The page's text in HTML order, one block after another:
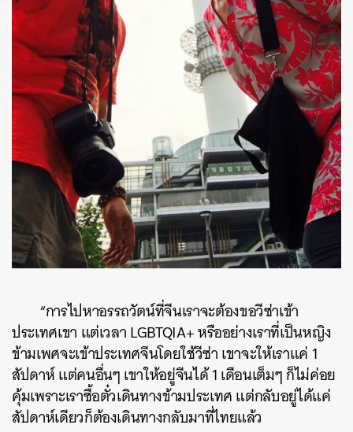
“การไปหาอรรถวัตน์ที่จีนเราจะต้องขอวีซ่าเข้า
ประเทศเขา แต่เวลา LGBTQIA+ หรืออย่างเราที่เป็นหญิง
ข้ามเพศจะเข้าประเทศจีนโดยใช้วีซ่า เขาจะให้เราแค่ 1
สัปดาห์ แต่คนอื่นๆ เขาให้อยู่จีนได้ 1 เดือนเต็มๆ ก็ไม่ค่อย
คุ้มเพราะเราซื้อตั๋วเดินทางข้ามประเทศ แต่กลับอยู่ได้แค่
สัปดาห์เดียวก็ต้องเดินทางกลับมาที่ไทยแล้ว